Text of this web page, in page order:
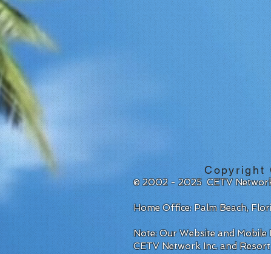
Copyright
© 2002 - 2025 CETV
Home Office: Palm Beach,
Note: Our Website and
CETV Network Inc. and